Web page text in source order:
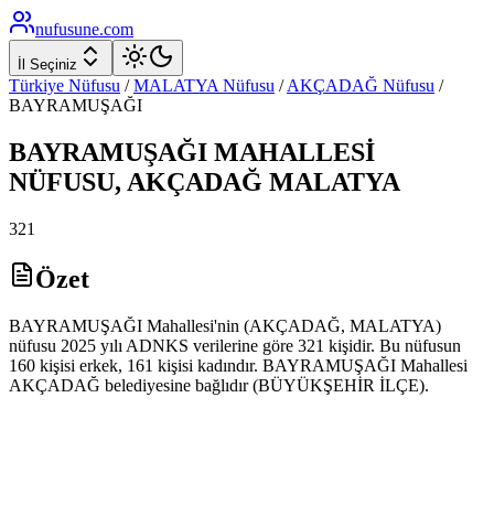
nufusune.com
İl Seçiniz
Türkiye Nüfusu / MALATYA Nüfusu / AKÇADAĞ Nüfusu /
BAYRAMUŞAĞI
BAYRAMUŞAĞI MAHALLESİ
NÜFUSU, AKÇADAĞ MALATYA
321
Özet
BAYRAMUŞAĞI Mahallesi'nin (AKÇADAĞ, MALATYA)
nüfusu 2025 yılı ADNKS verilerine göre 321 kişidir. Bu nüfusun
160 kişisi erkek, 161 kişisi kadındır. BAYRAMUŞAĞI Mahallesi
AKÇADAĞ belediyesine bağlıdır (BÜYÜKŞEHİR İLÇE).